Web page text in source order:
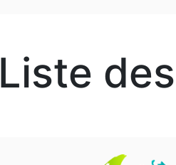
Liste